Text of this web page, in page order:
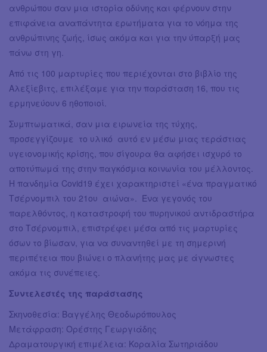
ανθρώπου σαν μια ιστορία οδύνης και φέρνουν στην
επιφάνεια αναπάντητα ερωτήματα για το νόημα της
ανθρώπινης ζωής, ίσως ακόμα και για την ύπαρξή μας
πάνω στη γη.
Από τις 100 μαρτυρίες που περιέχονται στο βιβλίο της
Αλεξίεβιτς, επιλέξαμε για την παράσταση 16, που τις
ερμηνεύουν 6 ηθοποιοί.
Συμπτωματικά, σαν μια ειρωνεία της τύχης,
προσεγγίζουμε το υλικό αυτό εν μέσω μιας τεράστιας
υγειονομικής κρίσης, που σίγουρα θα αφήσει ισχυρό το
αποτύπωμά της στην παγκόσμια κοινωνία του μέλλοντος.
Η πανδημία Covid19 έχει χαρακτηριστεί «ένα πραγματικό
Τσέρνομπιλ του 21ου αιώνα». Ένα γεγονός του
παρελθόντος, η καταστροφή του πυρηνικού αντιδραστήρα
στο Τσέρνομπιλ, επιστρέφει μέσα από τις μαρτυρίες
όσων το βίωσαν, για να συναντηθεί με τη σημερινή
περιπέτεια που βιώνει ο πλανήτης μας με άγνωστες
ακόμα τις συνέπειες.
Συντελεστές της παράστασης
Σκηνοθεσία: Βαγγέλης Θεοδωρόπουλος
Μετάφραση: Ορέστης Γεωργιάδης
Δραματουργική επιμέλεια: Κοραλία Σωτηριάδου